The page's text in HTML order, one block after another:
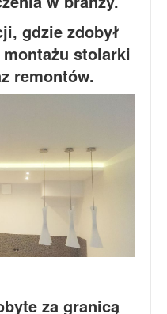
gdzie zdobył
stolarki
remontów.
za granicą